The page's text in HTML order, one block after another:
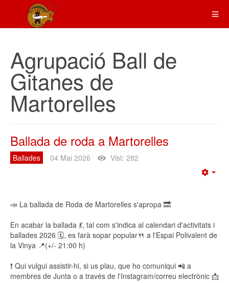
Agrupació Ball de
Gitanes de
Martorelles
Ballada de roda a Martorelles
Ballades 04 Mai 2026 Vist: 282
📣 La ballada de Roda de Martorelles s'apropa 🔜
En acabar la ballada 💃, tal com s'indica al calendari d'activitats i
ballades 2026 🗓, es farà sopar popular🍴 a l'Espai Polivalent de
la Vinya 📍(+/- 21:00 h)
❗ Qui vulgui assistir-hi, si us plau, que ho comuniqui 📲 a
membres de Junta o a través de l'Instagram/correu electrònic 📩